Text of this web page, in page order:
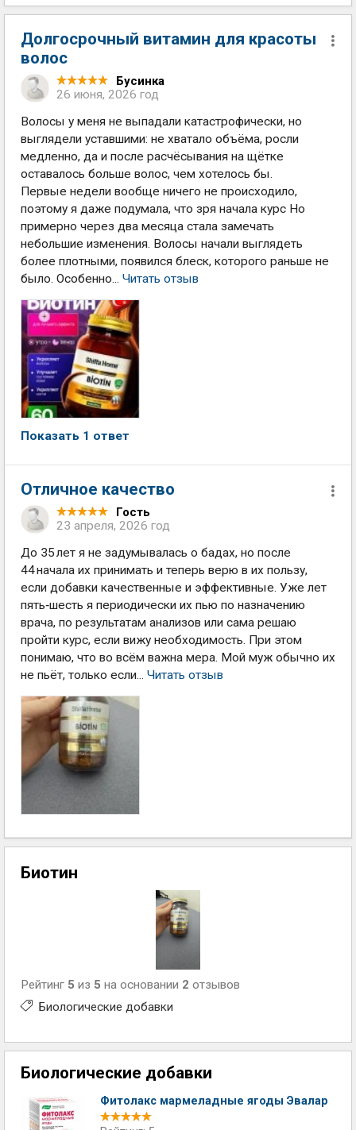
Долгосрочный витамин для красоты
волос
Бусинка
26 июня, 2026 год
Волосы у меня не выпадали катастрофически, но
выглядели уставшими: не хватало объёма, росли
медленно, да и после расчёсывания на щётке
оставалось больше волос, чем хотелось бы.
Первые недели вообще ничего не происходило,
поэтому я даже подумала, что зря начала курс Но
примерно через два месяца стала замечать
небольшие изменения. Волосы начали выглядеть
более плотными, появился блеск, которого раньше не
было. Особенно... Читать отзыв
Показать 1 ответ
Отличное качество
Гость
23 апреля, 2026 год
До 35 лет я не задумывалась о бадах, но после
44 начала их принимать и теперь верю в их пользу,
если добавки качественные и эффективные. Уже лет
пять‑шесть я периодически их пью по назначению
врача, по результатам анализов или сама решаю
пройти курс, если вижу необходимость. При этом
понимаю, что во всём важна мера. Мой муж обычно их
не пьёт, только если... Читать отзыв
Биотин
Рейтинг 5 из 5 на основании 2 отзывов
Биологические добавки
Биологические добавки
Фитолакс мармеладные ягоды Эвалар